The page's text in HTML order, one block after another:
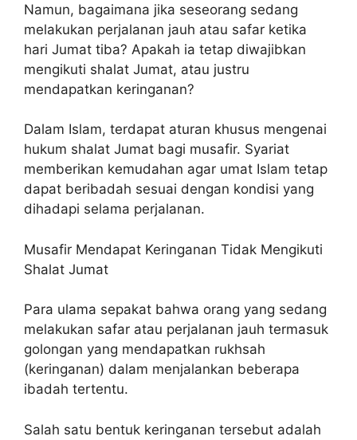
Namun, bagaimana jika seseorang sedang
melakukan perjalanan jauh atau safar ketika
hari Jumat tiba? Apakah ia tetap diwajibkan
mengikuti shalat Jumat, atau justru
mendapatkan keringanan?
Dalam Islam, terdapat aturan khusus mengenai
hukum shalat Jumat bagi musafir. Syariat
memberikan kemudahan agar umat Islam tetap
dapat beribadah sesuai dengan kondisi yang
dihadapi selama perjalanan.
Musafir Mendapat Keringanan Tidak Mengikuti
Shalat Jumat
Para ulama sepakat bahwa orang yang sedang
melakukan safar atau perjalanan jauh termasuk
golongan yang mendapatkan rukhsah
(keringanan) dalam menjalankan beberapa
ibadah tertentu.
Salah satu bentuk keringanan tersebut adalah